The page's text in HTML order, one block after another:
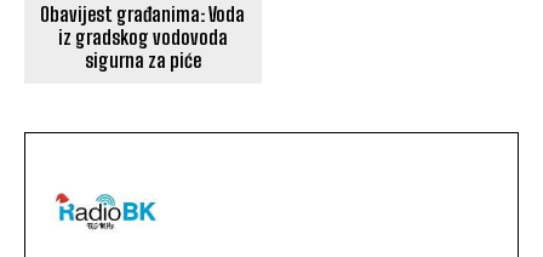
Obavijest građanima: Voda
iz gradskog vodovoda
sigurna za piće